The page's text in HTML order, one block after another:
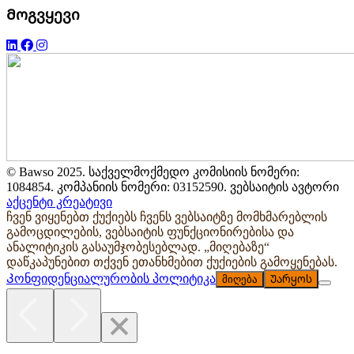
Მოგვყევი
© Bawso 2025. საქველმოქმედო კომისიის ნომერი:
1084854. კომპანიის ნომერი: 03152590. ვებსაიტის ავტორი
აქცენტი კრეატივი
ჩვენ ვიყენებთ ქუქიებს ჩვენს ვებსაიტზე მომხმარებლის
გამოცდილების, ვებსაიტის ფუნქციონირებისა და
ანალიტიკის გასაუმჯობესებლად. „მიღებაზე“
დაწკაპუნებით თქვენ ეთანხმებით ქუქიების გამოყენებას.
Კონფიდენციალურობის პოლიტიკა მიღება Უარყოს